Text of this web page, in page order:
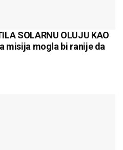
SOLARNU OLUJU KAO
misija mogla bi ranije da